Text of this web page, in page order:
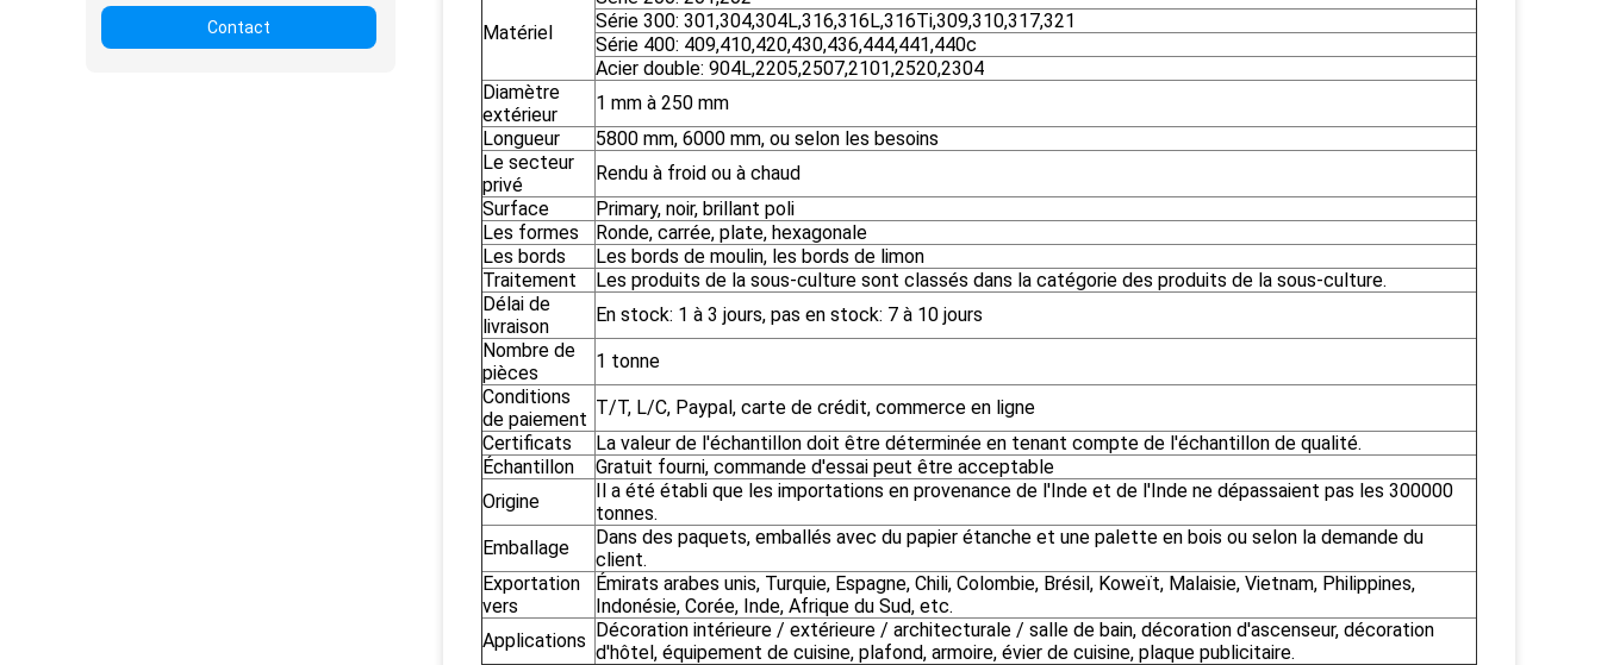
Contact Matériel
Série 300: 301,304,304L,316,316L,316Ti,309,310,317,321
Série 400: 409,410,420,430,436,444,441,440c
Acier double: 904L,2205,2507,2101,2520,2304
Diamètre
extérieur
1 mm à 250 mm
Longueur
5800 mm, 6000 mm, ou selon les besoins
Le secteur
privé
Rendu à froid ou à chaud
Surface
Primary, noir, brillant poli
Les formes
Ronde, carrée, plate, hexagonale
Les bords
Les bords de moulin, les bords de limon
Traitement
Les produits de la sous-culture sont classés dans la catégorie des produits de la sous-culture.
Délai de
livraison
En stock: 1 à 3 jours, pas en stock: 7 à 10 jours
Nombre de
pièces
1 tonne
Conditions
de paiement
T/T, L/C, Paypal, carte de crédit, commerce en ligne
Certificats
La valeur de l'échantillon doit être déterminée en tenant compte de l'échantillon de qualité.
Échantillon
Gratuit fourni, commande d'essai peut être acceptable
Origine
Il a été établi que les importations en provenance de l'Inde et de l'Inde ne dépassaient pas les 300000
tonnes.
Emballage
Dans des paquets, emballés avec du papier étanche et une palette en bois ou selon la demande du
client.
Exportation
vers
Émirats arabes unis, Turquie, Espagne, Chili, Colombie, Brésil, Koweït, Malaisie, Vietnam, Philippines,
Indonésie, Corée, Inde, Afrique du Sud, etc.
Applications Décoration intérieure / extérieure / architecturale / salle de bain, décoration d'ascenseur, décoration
d'hôtel, équipement de cuisine, plafond, armoire, évier de cuisine, plaque publicitaire.